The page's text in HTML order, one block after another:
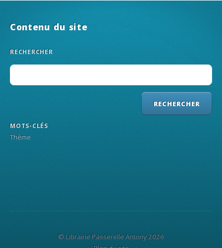
Contenu du site
RECHERCHER
MOTS-CLÉS
Thème
© Librairie Passerelle Antony 2026